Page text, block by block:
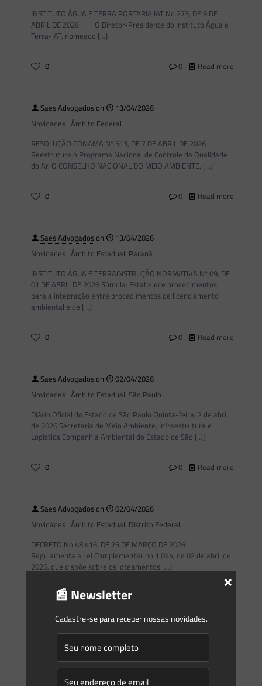
INSTITUTO ÁGUA E TERRA PORTARIA IAT No 273, DE 9 DE
ABRIL DE 2026 O Diretor-Presidente do Instituto Água e
Terra-IAT, nomeado […]
0 0 Read more
Saes Advogadoson
13/04/2026
Novidades | Âmbito Federal
RESOLUÇÃO CONAMA Nº 513, DE 7 DE ABRIL DE 2026
Reestrutura o Programa Nacional de Controle da Qualidade
do Ar. O CONSELHO NACIONAL DO MEIO AMBIENTE, […]
0 0 Read more
Saes Advogadoson
13/04/2026
Novidades | Âmbito Estadual: Paraná
INSTITUTO ÁGUA E TERRAINSTRUÇÃO NORMATIVA Nº 09, DE
01 DE ABRIL DE 2026 Súmula: Estabelece procedimentos
para a integração entre procedimentos de licenciamento
ambiental e de […]
0 0 Read more
Saes Advogadoson
02/04/2026
Novidades | Âmbito Estadual: São Paulo
Diário Oficial do Estado de São Paulo Quinta-feira, 2 de abril
de 2026 Secretaria de Meio Ambiente, Infraestrutura e
Logística Companhia Ambiental do Estado de São […]
0 0 Read more
Saes Advogadoson
02/04/2026
Novidades | Âmbito Estadual: Distrito Federal
DECRETO No 48.416, DE 25 DE MARÇO DE 2026
Regulamenta a Lei Complementar no 1.044, de 02 de abril de
2025, que dispõe sobre os loteamentos […]
Novidades | Âmbito Estadual: Maranhão
📰 Newsletter
Cadastre-se para receber nossas novidades.
×